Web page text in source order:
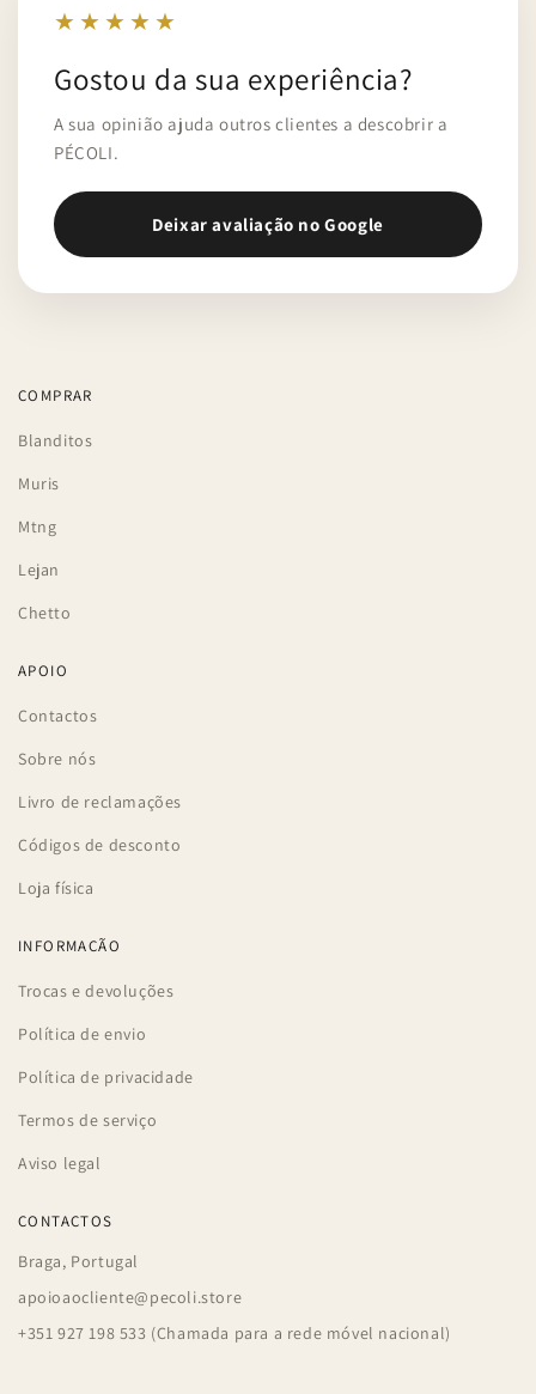
★★★★★
Gostou da sua experiência?
A sua opinião ajuda outros clientes a descobrir a
PÉCOLI.
Deixar avaliação no Google
COMPRAR
Blanditos
Muris
Mtng
Lejan
Chetto
APOIO
Contactos
Sobre nós
Livro de reclamações
Códigos de desconto
Loja física
INFORMAÇÃO
Trocas e devoluções
Política de envio
Política de privacidade
Termos de serviço
Aviso legal
CONTACTOS
Braga, Portugal
apoioaocliente@pecoli.store
+351 927 198 533 (Chamada para a rede móvel nacional)